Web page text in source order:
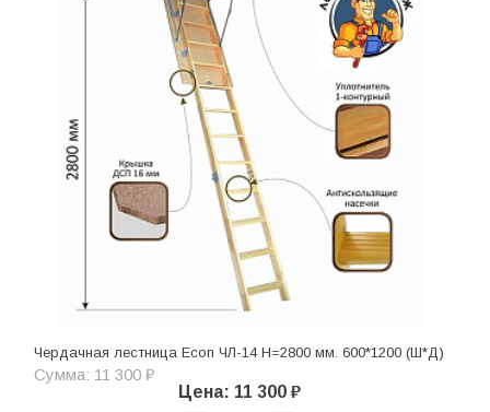
Чердачная лестница Econ ЧЛ-14 H=2800 мм. 600*1200 (Ш*Д)
Сумма: 11 300 ₽
Цена: 11 300 ₽